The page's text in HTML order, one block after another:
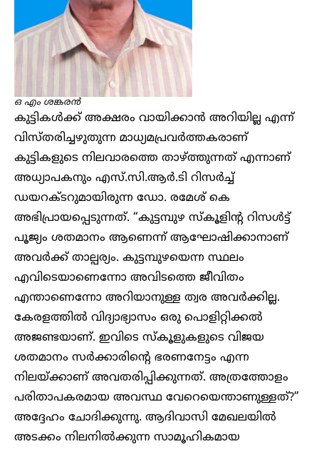
ഒ എം ശങ്കരൻ
കുട്ടികൾക്ക് അക്ഷരം വായിക്കാൻ അറിയില്ല എന്ന്
വിസ്തരിച്ചഴുതുന്ന മാധ്യമപ്രവർത്തകരാണ്
കുട്ടികളുടെ നിലവാരത്തെ താഴ്ത്തുന്നത് എന്നാണ്
അധ്യാപകനും എസ്.സി.ആർ.ടി റിസർച്ച്
ഡയറക്ടറുമായിരുന്ന ഡോ. രമേശ് കെ
അഭിപ്രായപ്പെടുന്നത്. “കുട്ടമ്പുഴ സ്കൂളിന്റ റിസൾട്ട്
പൂജ്യം ശതമാനം ആണെന്ന് ആഘോഷിക്കാനാണ്
അവർക്ക് താല്പര്യം. കുട്ടമ്പുഴയെന്ന സ്ഥലം
എവിടെയാണെന്നോ അവിടത്തെ ജീവിതം
എന്താണെന്നോ അറിയാനുള്ള ത്വര അവർക്കില്ല.
കേരളത്തിൽ വിദ്യാഭ്യാസം ഒരു പൊളിറ്റിക്കൽ
അജണ്ടയാണ്. ഇവിടെ സ്‌കൂളുകളുടെ വിജയ
ശതമാനം സർക്കാരിന്റെ ഭരണനേട്ടം എന്ന
നിലയ്ക്കാണ് അവതരിപ്പിക്കുന്നത്. അത്രത്തോളം
പരിതാപകരമായ അവസ്ഥ വേറെയെന്താണുള്ളത്?”
അദ്ദേഹം ചോദിക്കുന്നു. ആദിവാസി മേഖലയിൽ
അടക്കം നിലനിൽക്കുന്ന സാമൂഹികമായ